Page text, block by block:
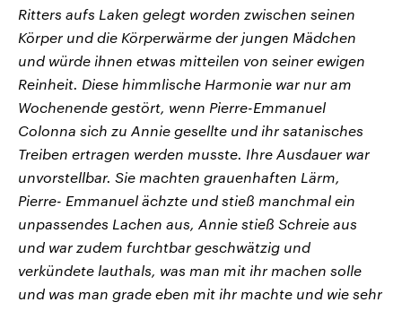
Ritters aufs Laken gelegt worden zwischen seinen
Körper und die Körperwärme der jungen Mädchen
und würde ihnen etwas mitteilen von seiner ewigen
Reinheit. Diese himmlische Harmonie war nur am
Wochenende gestört, wenn Pierre-Emmanuel
Colonna sich zu Annie gesellte und ihr satanisches
Treiben ertragen werden musste. Ihre Ausdauer war
unvorstellbar. Sie machten grauenhaften Lärm,
Pierre- Emmanuel ächzte und stieß manchmal ein
unpassendes Lachen aus, Annie stieß Schreie aus
und war zudem furchtbar geschwätzig und
verkündete lauthals, was man mit ihr machen solle
und was man grade eben mit ihr machte und wie sehr